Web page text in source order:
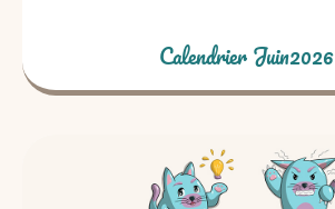
Calendrier Juin2026